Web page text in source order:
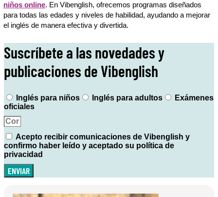
niños online. En Vibenglish, ofrecemos programas diseñados
para todas las edades y niveles de habilidad, ayudando a mejorar
el inglés de manera efectiva y divertida.
Suscríbete a las novedades y
publicaciones de Vibenglish
Inglés para niños Inglés para adultos
Exámenes
oficiales
Acepto recibir comunicaciones de Vibenglish y
confirmo haber leído y aceptado su política de
privacidad
ENVIAR